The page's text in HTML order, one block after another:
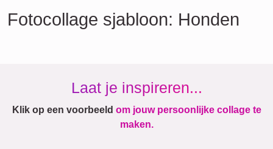
Fotocollage sjabloon: Honden
Laat je inspireren...
Klik op een voorbeeld om jouw persoonlijke collage te
maken.